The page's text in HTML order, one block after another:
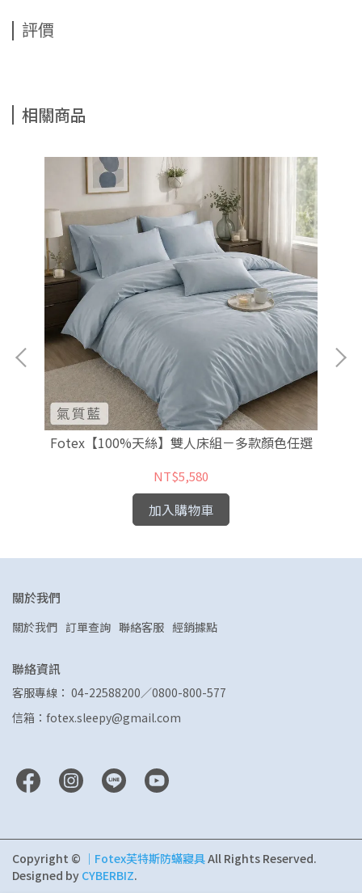
評價
相關商品
Fotex【100%天絲】雙人床組－多款顏色任選
NT$5,580
加入購物車
關於我們
關於我們 訂單查詢 聯絡客服 經銷據點
聯絡資訊
客服專線： 04-22588200／0800-800-577
信箱：fotex.sleepy@gmail.com
Copyright © ｜Fotex芙特斯防蟎寢具All Rights Reserved.
Designed by CYBERBIZ.